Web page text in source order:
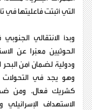
التي أثبتت فاعليتها في
وبدأ الانتقالي
الحوثيين معبّرا عن
ودولية لضمان أمن
وهو يجد في التحولات
كشريك فعال. ومن
الاستهداف